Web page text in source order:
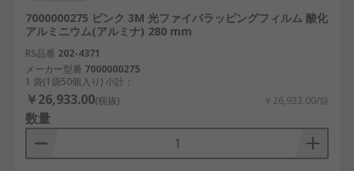
バフがけのビットとモップは、圧縮ウールフ
ェルト、綿やサイザルで作られており、回転
研磨機、グラインダ、ドリルで使用するよう
に設計されています。金属、木、プラスチッ
ク、ガラスに高光沢(鏡面仕上げ)を与えるか、
又は滑らかな仕上がりが得られます。
光ファイバーラッピングフィルム– 光ファイ
バコネクタの先端(フェルール)に滑らかで一貫
7000000275 ピンク 3M 光ファイバラッピングフィルム 酸化
アルミニウム(アルミナ) 280 mm
RS品番 202-4371
メーカー型番 7000000275
1 袋(1袋50個入り) 小計：
￥26,933.00(税抜) ￥26,933.00/袋
数量